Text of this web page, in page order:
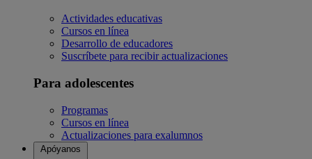
Actividades educativas
Cursos en línea
Desarrollo de educadores
Suscríbete para recibir actualizaciones
Para adolescentes
Programas
Cursos en línea
Actualizaciones para exalumnos
Apóyanos